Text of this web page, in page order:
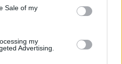
Sale of my
my
Advertising.